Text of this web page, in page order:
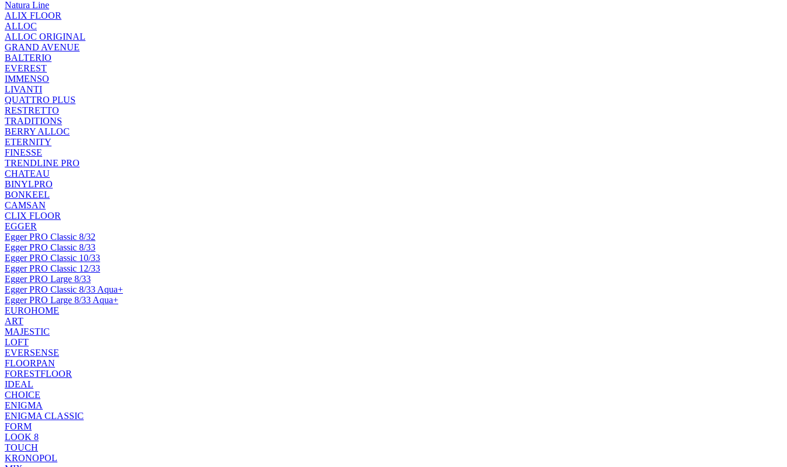
Natura Line
ALIX FLOOR
ALLOC
ALLOC ORIGINAL
GRAND AVENUE
BALTERIO
EVEREST
IMMENSO
LIVANTI
QUATTRO PLUS
RESTRETTO
TRADITIONS
BERRY ALLOC
ETERNITY
FINESSE
TRENDLINE PRO
CHATEAU
BINYLPRO
BONKEEL
CAMSAN
CLIX FLOOR
EGGER
Egger PRO Classic 8/32
Egger PRO Classic 8/33
Egger PRO Classic 10/33
Egger PRO Classic 12/33
Egger PRO Large 8/33
Egger PRO Classic 8/33 Aqua+
Egger PRO Large 8/33 Aqua+
EUROHOME
ART
MAJESTIC
LOFT
EVERSENSE
FLOORPAN
FORESTFLOOR
IDEAL
CHOICE
ENIGMA
ENIGMA CLASSIC
FORM
LOOK 8
TOUCH
KRONOPOL